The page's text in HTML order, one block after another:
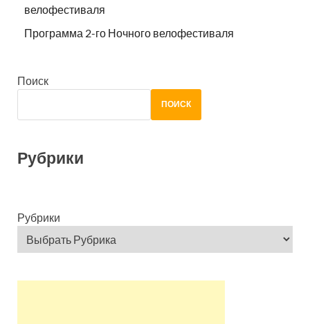
велофестиваля
Программа 2-го Ночного велофестиваля
Поиск
ПОИСК
Рубрики
Рубрики